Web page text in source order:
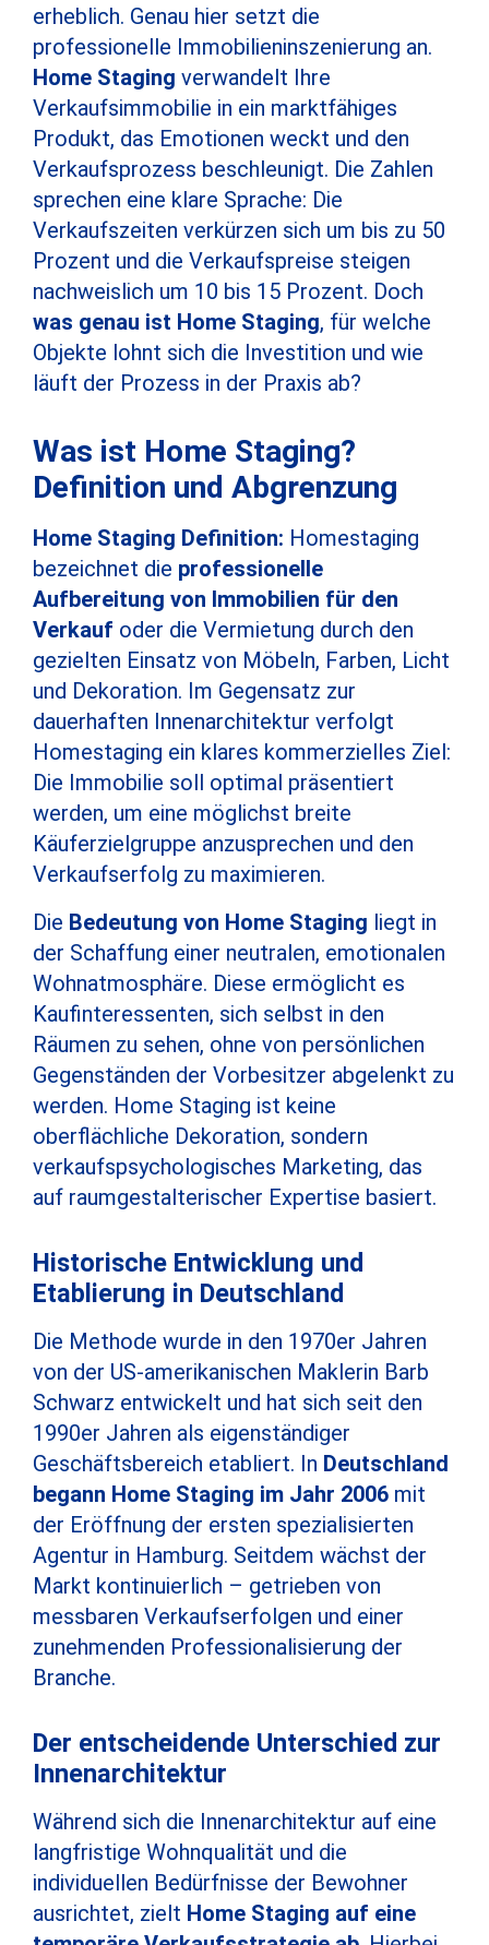
erheblich. Genau hier setzt die
professionelle Immobilieninszenierung an.
Home Staging verwandelt Ihre
Verkaufsimmobilie in ein marktfähiges
Produkt, das Emotionen weckt und den
Verkaufsprozess beschleunigt. Die Zahlen
sprechen eine klare Sprache: Die
Verkaufszeiten verkürzen sich um bis zu 50
Prozent und die Verkaufspreise steigen
nachweislich um 10 bis 15 Prozent. Doch
was genau ist Home Staging, für welche
Objekte lohnt sich die Investition und wie
läuft der Prozess in der Praxis ab?
Was ist Home Staging?
Definition und Abgrenzung
Home Staging Definition: Homestaging
bezeichnet die professionelle
Aufbereitung von Immobilien für den
Verkauf oder die Vermietung durch den
gezielten Einsatz von Möbeln, Farben, Licht
und Dekoration. Im Gegensatz zur
dauerhaften Innenarchitektur verfolgt
Homestaging ein klares kommerzielles Ziel:
Die Immobilie soll optimal präsentiert
werden, um eine möglichst breite
Käuferzielgruppe anzusprechen und den
Verkaufserfolg zu maximieren.
Die Bedeutung von Home Staging liegt in
der Schaffung einer neutralen, emotionalen
Wohnatmosphäre. Diese ermöglicht es
Kaufinteressenten, sich selbst in den
Räumen zu sehen, ohne von persönlichen
Gegenständen der Vorbesitzer abgelenkt zu
werden. Home Staging ist keine
oberflächliche Dekoration, sondern
verkaufspsychologisches Marketing, das
auf raumgestalterischer Expertise basiert.
Historische Entwicklung und
Etablierung in Deutschland
Die Methode wurde in den 1970er Jahren
von der US-amerikanischen Maklerin Barb
Schwarz entwickelt und hat sich seit den
1990er Jahren als eigenständiger
Geschäftsbereich etabliert. In Deutschland
begann Home Staging im Jahr 2006 mit
der Eröffnung der ersten spezialisierten
Agentur in Hamburg. Seitdem wächst der
Markt kontinuierlich – getrieben von
messbaren Verkaufserfolgen und einer
zunehmenden Professionalisierung der
Branche.
Der entscheidende Unterschied zur
Innenarchitektur
Während sich die Innenarchitektur auf eine
langfristige Wohnqualität und die
individuellen Bedürfnisse der Bewohner
ausrichtet, zielt Home Staging auf eine